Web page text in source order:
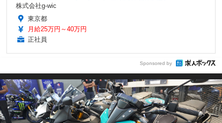
株式会社g-wic
東京都
月給25万円～40万円
正社員
Sponsored by